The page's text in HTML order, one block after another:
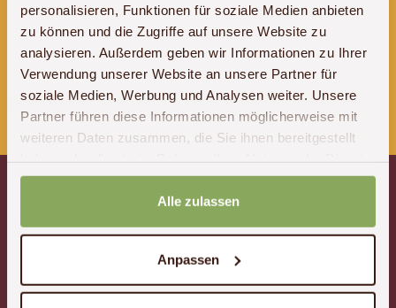
personalisieren, Funktionen für soziale Medien anbieten
zu können und die Zugriffe auf unsere Website zu
analysieren. Außerdem geben wir Informationen zu Ihrer
Verwendung unserer Website an unsere Partner für
soziale Medien, Werbung und Analysen weiter. Unsere
Partner führen diese Informationen möglicherweise mit
weiteren Daten zusammen, die Sie ihnen bereitgestellt
gesammelt haben.
Alle zulassen
Anpassen
Montags - Donnerstags 10 - 18 Uhr
Freitags 10 - 16 Uhr
Tel:+49 (0)341 – 22 38 71 60
E-Mail:info@akwaba-afrika.de
Verpassen Sie nicht Ihre Traumreise nach Afrika!